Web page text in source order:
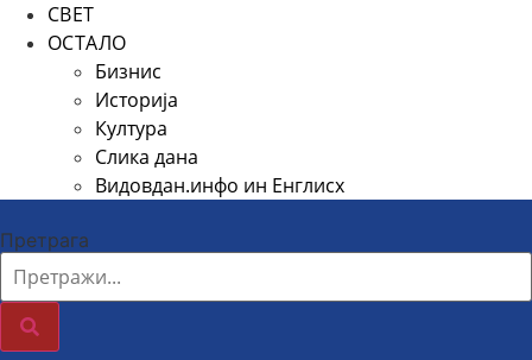
СВЕТ
ОСТАЛО
Бизнис
Историја
Култура
Слика дана
Видовдан.инфо ин Енглисх
Претрага